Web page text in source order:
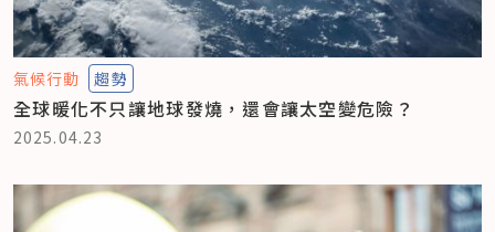
氣候行動 趨勢
全球暖化不只讓地球發燒，還會讓太空變危險？
2025.04.23